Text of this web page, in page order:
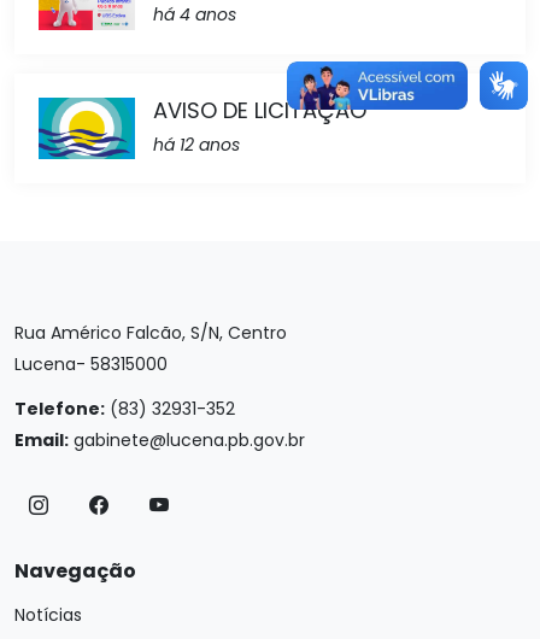
há 4 anos
AVISO DE LICITAÇÃO
há 12 anos
Rua Américo Falcão, S/N, Centro
Lucena- 58315000
Telefone: (83) 32931-352
Email: gabinete@lucena.pb.gov.br
Navegação
Notícias